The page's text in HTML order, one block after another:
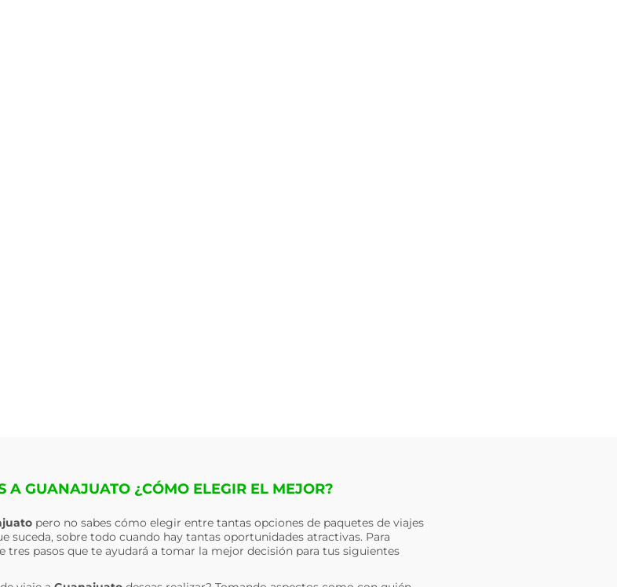
A GUANAJUATO ¿CÓMO ELEGIR EL MEJOR?
pero no sabes cómo elegir entre tantas opciones de paquetes de viajes
suceda, sobre todo cuando hay tantas oportunidades atractivas. Para
tres pasos que te ayudará a tomar la mejor decisión para tus siguientes